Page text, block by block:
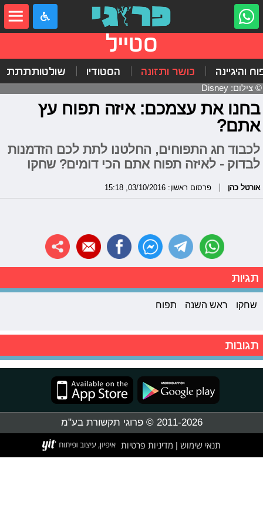
סטייל
והיגיינה כושר ותזונה הסטודיו שולטותתתת
© צילום: Disney
בחנו את עצמכם: איזה תפוח עץ
אתם?
לכבוד חג התפוחים, החלטנו לתת לכם הזדמנות
לבדוק - לאיזה תפוח אתם הכי דומים? שחקו
אורטל כהן פרסום ראשון: 03/10/2016, 15:18
תגיות
שחקו ראש השנה תפוח
תגובות
2011-2026 © פרוגי תקשורת בע"מ
תנאי שימוש מדיניות פרטיות